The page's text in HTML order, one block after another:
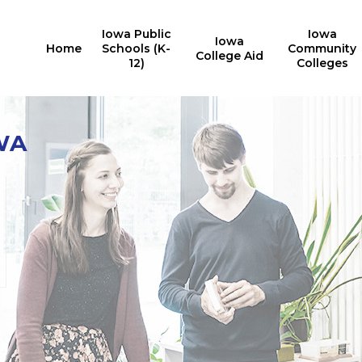
Home
Iowa Public
Schools (K-
12)
Iowa
College Aid
Iowa
Community
Colleges
investissements
$22,500 de
plus
du revenu annuel des
diplômés de l'Université
publique de l'Iowa
Diplômes obtenus
67%
des diplômes de licence
de l'Iowa obtenus dans
une université publique de